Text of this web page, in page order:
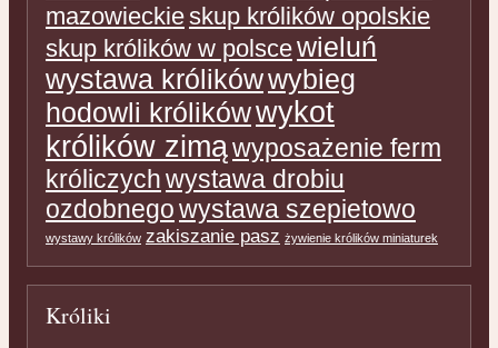
mazowieckieskup królików opolskie
skup królików w polscewieluń
wystawa królikówwybieg
hodowli królikówwykot
królików zimąwyposażenie ferm
króliczychwystawa drobiu
ozdobnegowystawa szepietowo
wystawy królików zakiszanie pasz żywienie królików miniaturek
Króliki